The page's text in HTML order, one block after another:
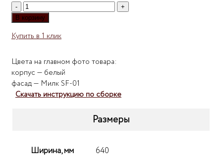
Количество
товара
Мебелеф-2
В корзину
Купить в 1 клик
Цвета на главном фото товара:
корпус — белый
фасад — Милк SF-01
Скачать инструкцию по сборке
Размеры
Ширина, мм 640